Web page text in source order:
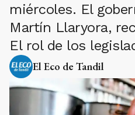
miércoles. El
Martín Llaryora,
El rol de los
El Eco de Tandil